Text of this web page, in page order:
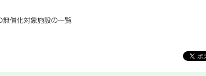
無償化対象施設の一覧